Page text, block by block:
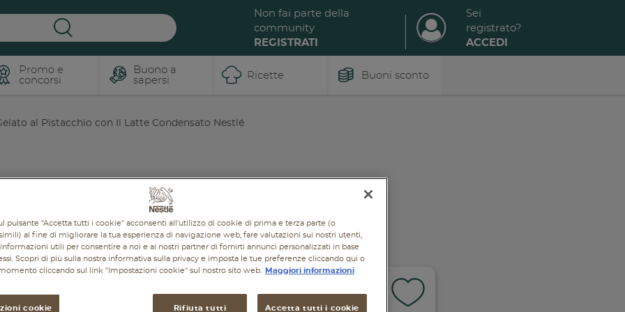
Non fai parte della
community
REGISTRATI
Sei
registrato?
ACCEDI
Promo e
concorsi
Buono a
sapersi
Ricette Buoni sconto
al Pistacchio con Il Latte Condensato Nestlé
pulsante "Accetta tutti i cookie" acconsenti all'utilizzo di cookie di prima e terza parte (o
al fine di migliorare la tua esperienza di navigazione web, fare valutazioni sui nostri utenti,
utili per consentire a noi e ai nostri partner di fornirti annunci personalizzati in base
Scopri di più sulla nostra informativa sulla privacy e imposta le tue preferenze cliccando qui o
cliccando sul link "Impostazioni cookie" sul nostro sito web.
Maggiori informazioni
cookie Rifiuta tutti Accetta tutti i cookie